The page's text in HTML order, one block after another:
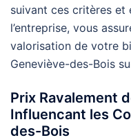
suivant ces critères
l’entreprise, vous
valorisation de votre
Geneviève-des-Bois
Prix Ravalement
Influencant les
des-Bois